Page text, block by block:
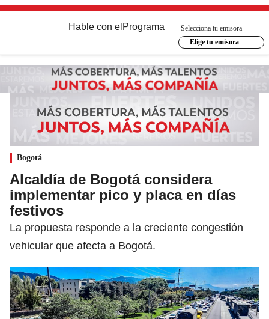
Hable con el Programa
Selecciona tu emisora
Elige tu emisora
Bogotá
Alcaldía de Bogotá considera
implementar pico y placa en días
festivos
La propuesta responde a la creciente congestión
vehicular que afecta a Bogotá.